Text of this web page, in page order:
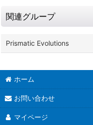
関連グループ
Prismatic Evolutions
ホーム
お問い合わせ
マイページ